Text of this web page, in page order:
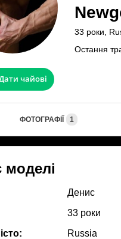
33 роки,
Остання
чайові
ФОТОГРАФІЇ 1
Денис
33 роки
Russia